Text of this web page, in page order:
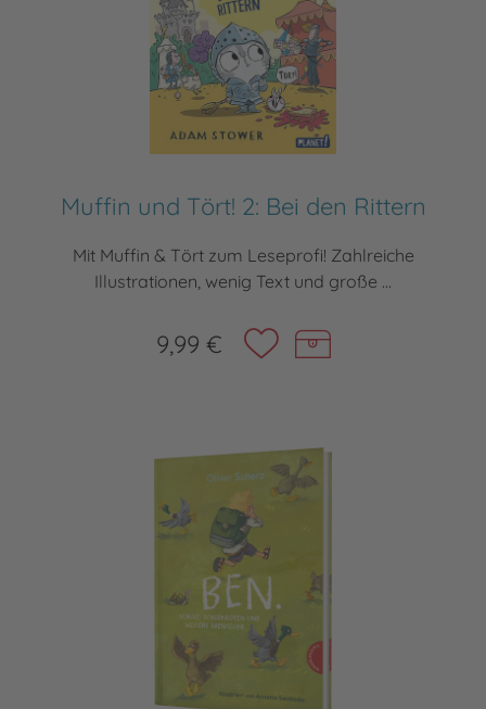
Muffin und Tört! 2: Bei den Rittern
Mit Muffin & Tört zum Leseprofi! Zahlreiche
Illustrationen, wenig Text und große ...
9,99 €